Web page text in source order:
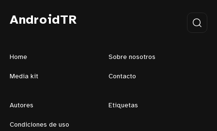
AndroidTR
Home Sobre nosotros
Media kit Contacto
Autores Etiquetas
Condiciones de uso